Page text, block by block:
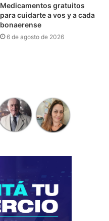
Medicamentos gratuitos
para cuidarte a vos y a cada
bonaerense
6 de agosto de 2026